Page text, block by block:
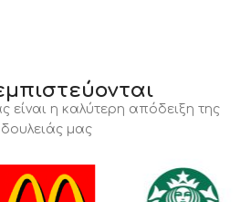
είναι η καλύτερη απόδειξη της
δουλειάς μας